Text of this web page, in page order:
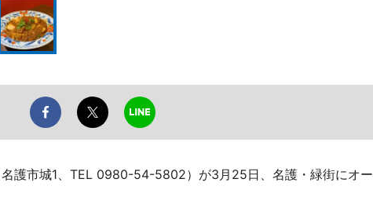
護市城1、TEL 0980-54-5802）が3月25日、名護・緑街にオー